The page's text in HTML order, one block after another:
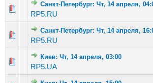
Санкт-Петербург: Чт, 14 апреля,
RP5.RU
Голосов: 2 - Средняя оценка: 2.5 из 5
1234 5
Санкт-Петербург: Чт, 14 апреля,
RP5.RU
Голосов: 1 - Средняя оценка: 1 из 5
1234 5
Киев: Чт, 14 апреля, 03:00
RP5.UA
Голосов: 2 - Средняя оценка: 3.5 из 5
12345